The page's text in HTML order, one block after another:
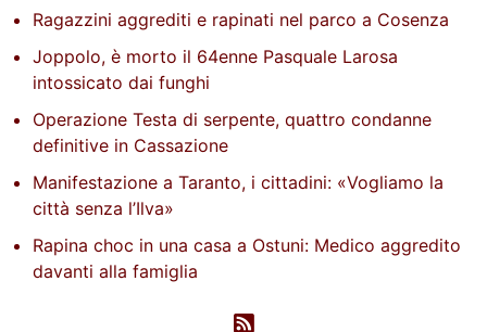
Ragazzini aggrediti e rapinati nel parco a Cosenza
Joppolo, è morto il 64enne Pasquale Larosa
intossicato dai funghi
Operazione Testa di serpente, quattro condanne
definitive in Cassazione
Manifestazione a Taranto, i cittadini: «Vogliamo la
città senza l’Ilva»
Rapina choc in una casa a Ostuni: Medico aggredito
davanti alla famiglia